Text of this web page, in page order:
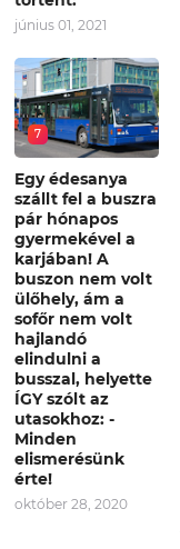
június 01, 2021
7
Egy édesanya
szállt fel a buszra
pár hónapos
gyermekével a
karjában! A
buszon nem volt
ülőhely, ám a
sofőr nem volt
hajlandó
elindulni a
busszal, helyette
ÍGY szólt az
utasokhoz: -
Minden
elismerésünk
érte!
október 28, 2020